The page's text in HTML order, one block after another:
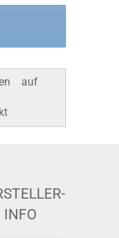
auf
INFO